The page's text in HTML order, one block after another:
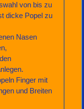
von bis zu
dicke Popel zu
Nasen
Finger mit
und Breiten